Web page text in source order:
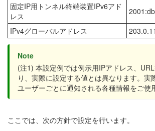
固定IP用トンネル終端装置IPv6アド
レス
IPv4グローバルアドレス
Note
(注1) 本設定例では例示用IPアドレス、
り、実際に設定する値とは異なります。実
ユーザーごとに通知される各種情報をご使
ここでは、次の方針で設定を行います。